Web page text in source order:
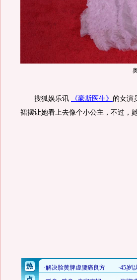
搜狐娱乐讯 《豪斯医生》 的女演
裙摆让她看上去像个小公主，不过，